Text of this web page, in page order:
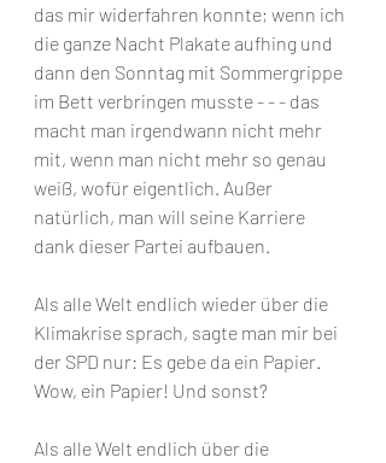
das mir widerfahren konnte; wenn ich
die ganze Nacht Plakate aufhing und
dann den Sonntag mit Sommergrippe
im Bett verbringen musste - - - das
macht man irgendwann nicht mehr
mit, wenn man nicht mehr so genau
weiß, wofür eigentlich. Außer
natürlich, man will seine Karriere
dank dieser Partei aufbauen.
Als alle Welt endlich wieder über die
Klimakrise sprach, sagte man mir bei
der SPD nur: Es gebe da ein Papier.
Wow, ein Papier! Und sonst?
Als alle Welt endlich über die